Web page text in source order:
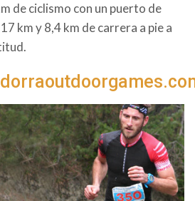
de ciclismo con un puerto de
km y 8,4 km de carrera a pie a